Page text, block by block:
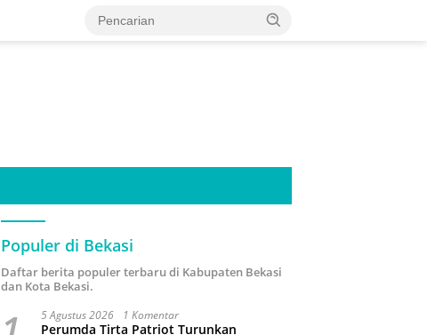
Populer di Bekasi
Daftar berita populer terbaru di Kabupaten Bekasi
dan Kota Bekasi.
5 Agustus 2026 1 Komentar
Perumda Tirta Patriot Turunkan